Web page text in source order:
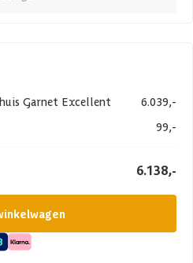
Garnet Excellent
6.039,-
99,-
6.138,-